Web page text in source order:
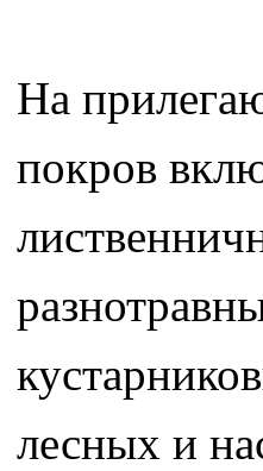
На
покров
лесных и